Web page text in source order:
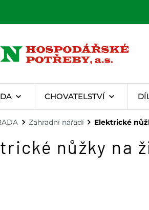
CHOVATELSTVÍ
Zahradní nářadí Elektrické
nůžky na